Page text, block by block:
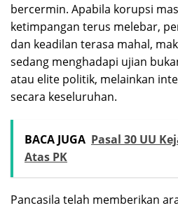
bercermin. Apabila korupsi
ketimpangan terus melebar,
dan keadilan terasa mahal,
sedang menghadapi ujian
atau elite politik, melainkan
secara keseluruhan.
BACA JUGA Pasal 30 UU
Atas PK
Pancasila telah memberikan